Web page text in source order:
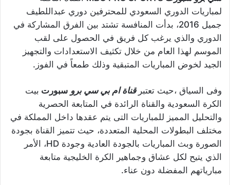
لمباريات الدوري السعودي للمحترفين دوري عبداللطيف
جميل 2016، بدأت المنافسة تشتد بين الفرق المشاركة في
الدوري والذي يرغب كل فريق في الحصول على لقب
الموسم لهذا العام من خلال تكثيف الاستعدادات والتجهيز
الجيد لخوض المباريات المتبقية وذلك طمعاً في الفوز.
وفى السياق ،حيث تعتبر قناة ام بي سي برو سبورت بيت
الكرة السعودية والقناة الرائدة في المتابعة الحصرية
والتحليل المميز للمباريات التى يتم عقدها داخل المملكة في
مختلف البطولات المحلية المتعددة، حيث تتميز القناة بجودة
الصورة وبث المباريات بالجودة العادية وجودة HD، الأمر
الذي يتيح لكل عشاق وجماهير الكرة الخليجية متابعة
مبارياتهم المفضلة دون عناء.